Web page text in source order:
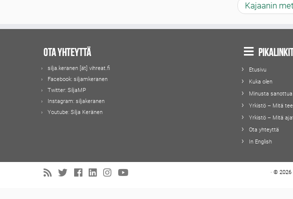
Kajaanin
Ota yhteyttä
silja.keranen [ät] vihreat.fi
Facebook: siljamkeranen
Twitter: SiljaMP
Instagram: siljakeranen
Youtube: Silja Keränen
Etusivu
Kuka olen
Minusta sanottua
Yrkistö – Mitä
Yrkistö – Mitä
Ota yhteyttä
In English
· © 2026